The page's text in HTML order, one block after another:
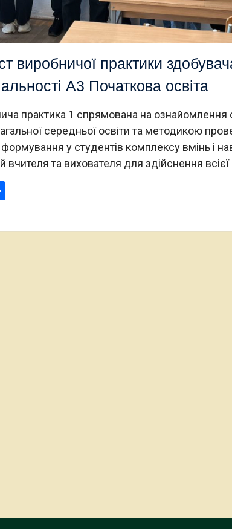
виробничої практики
А3 Початкова освіта
практика 1 спрямована на ознайомлення
середньої освіти та методикою
формування у студентів комплексу вмінь і
вчителя та вихователя для здійснення